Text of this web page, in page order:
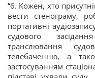
“6. Кожен, хто
вести стенограму,
портативні
судового
транслювання
телебаченню, а
застосуванням